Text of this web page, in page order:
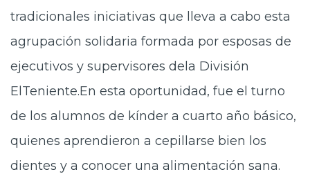
tradicionales iniciativas que lleva a cabo esta
agrupación solidaria formada por esposas de
ejecutivos y supervisores dela División
ElTeniente.En esta oportunidad, fue el turno
de los alumnos de kínder a cuarto año básico,
quienes aprendieron a cepillarse bien los
dientes y a conocer una alimentación sana.